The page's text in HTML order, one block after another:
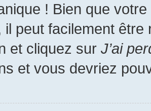
! Bien que
il peut facilement
et cliquez sur J’ai
et vous devriez